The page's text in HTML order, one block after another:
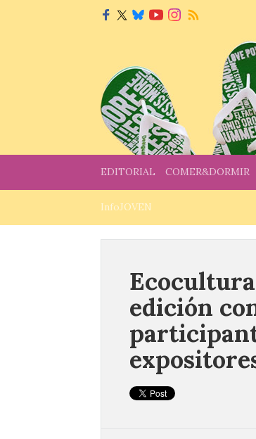
EDITORIAL COMER&DORMIR
InfoJOVEN
edición